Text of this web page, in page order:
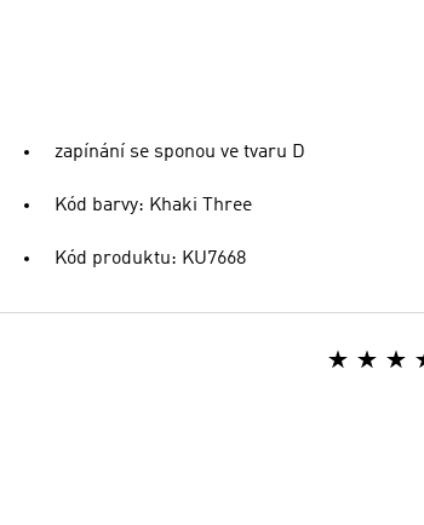
zapínání se sponou ve tvaru D
Kód barvy: Khaki Three
Kód produktu: KU7668